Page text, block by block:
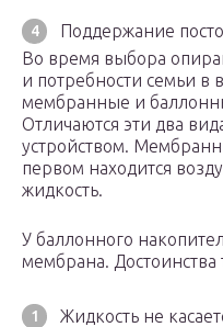
Поддержание
Во время выбора
и потребности семьи в
мембранные и
Отличаются эти два
устройством.
первом находится
жидкость.
У баллонного
мембрана. Достоинства
Жидкость не